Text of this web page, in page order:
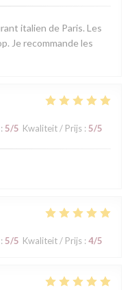
italien de Paris. Les
Je recommande les
: 5/5 Kwaliteit / Prijs : 5/5
: 5/5 Kwaliteit / Prijs : 4/5